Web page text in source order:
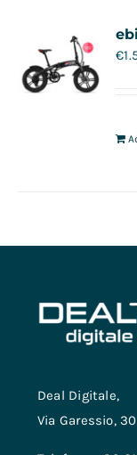
€
Deal Digitale,
Via Garessio,